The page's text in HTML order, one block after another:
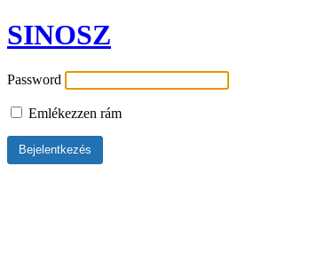
SINOSZ
Password
Emlékezzen rám